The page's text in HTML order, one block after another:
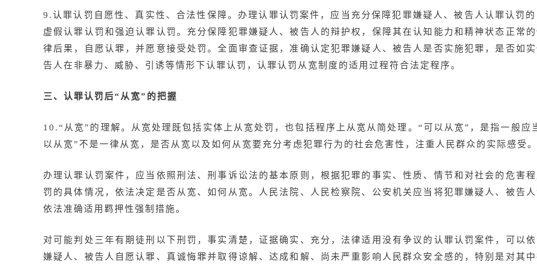
9.认罪认罚自愿性、真实性、合法性保障。办理认罪认罚案件，应当充分保障犯罪嫌疑人、被告人认罪认罚
虚假认罪认罚和强迫认罪认罚。充分保障犯罪嫌疑人、被告人的辩护权，保障其在认知能力和精神状态正常
律后果，自愿认罪，并愿意接受处罚。全面审查证据，准确认定犯罪嫌疑人、被告人是否实施犯罪，是否如
告人在非暴力、威胁、引诱等情形下认罪认罚，认罪认罚从宽制度的适用过程符合法定程序。
三、认罪认罚后“从宽”的把握
10.“从宽”的理解。从宽处理既包括实体上从宽处罚，也包括程序上从宽从简处理。“可以从宽”，是指一般
以从宽”不是一律从宽，是否从宽以及如何从宽要充分考虑犯罪行为的社会危害性，注重人民群众的实际感受。
办理认罪认罚案件，应当依照刑法、刑事诉讼法的基本原则，根据犯罪的事实、性质、情节和对社会的危害
罚的具体情况，依法决定是否从宽、如何从宽。人民法院、人民检察院、公安机关应当将犯罪嫌疑人、被告
依法准确适用羁押性强制措施。
对可能判处三年有期徒刑以下刑罚，事实清楚，证据确实、充分，法律适用没有争议的认罪认罚案件，可以
嫌疑人、被告人自愿认罪、真诚悔罪并取得谅解、达成和解、尚未严重影响人民群众安全感的，特别是对其